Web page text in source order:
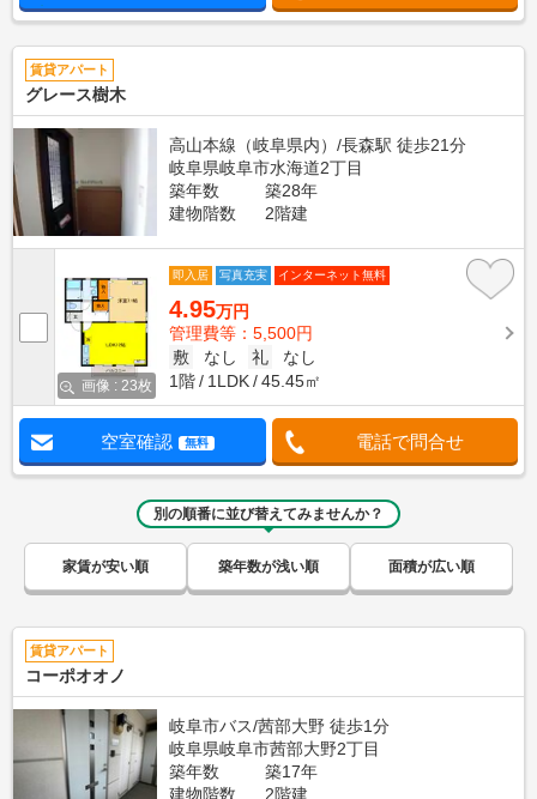
賃貸アパート
グレース樹木
高山本線（岐阜県内）/長森駅 徒歩21分
岐阜県岐阜市水海道2丁目
築年数
築28年
建物階数
2階建
画像 : 23枚
即入居 写真充実 インターネット無料
4.95万円
管理費等：5,500円
敷
なし 礼
なし
1階
1LDK 45.45㎡
空室確認 無料 電話で問合せ
別の順番に並び替えてみませんか？
家賃が安い順 築年数が浅い順 面積が広い順
賃貸アパート
コーポオオノ
岐阜市バス/茜部大野 徒歩1分
岐阜県岐阜市茜部大野2丁目
築年数
築17年
建物階数
2階建